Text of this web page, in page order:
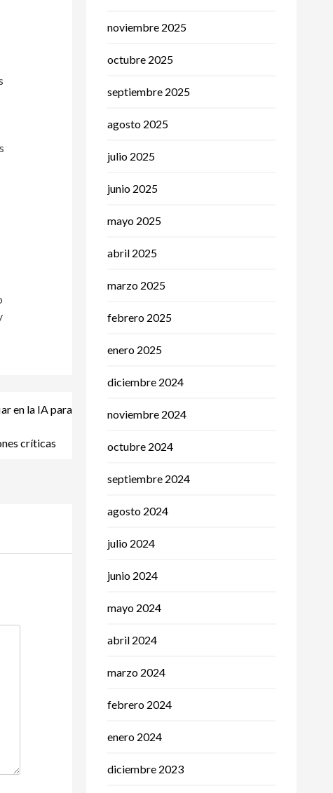
en la IA para
críticas
noviembre 2025
octubre 2025
septiembre 2025
agosto 2025
julio 2025
junio 2025
mayo 2025
abril 2025
marzo 2025
febrero 2025
enero 2025
diciembre 2024
noviembre 2024
octubre 2024
septiembre 2024
agosto 2024
julio 2024
junio 2024
mayo 2024
abril 2024
marzo 2024
febrero 2024
enero 2024
diciembre 2023